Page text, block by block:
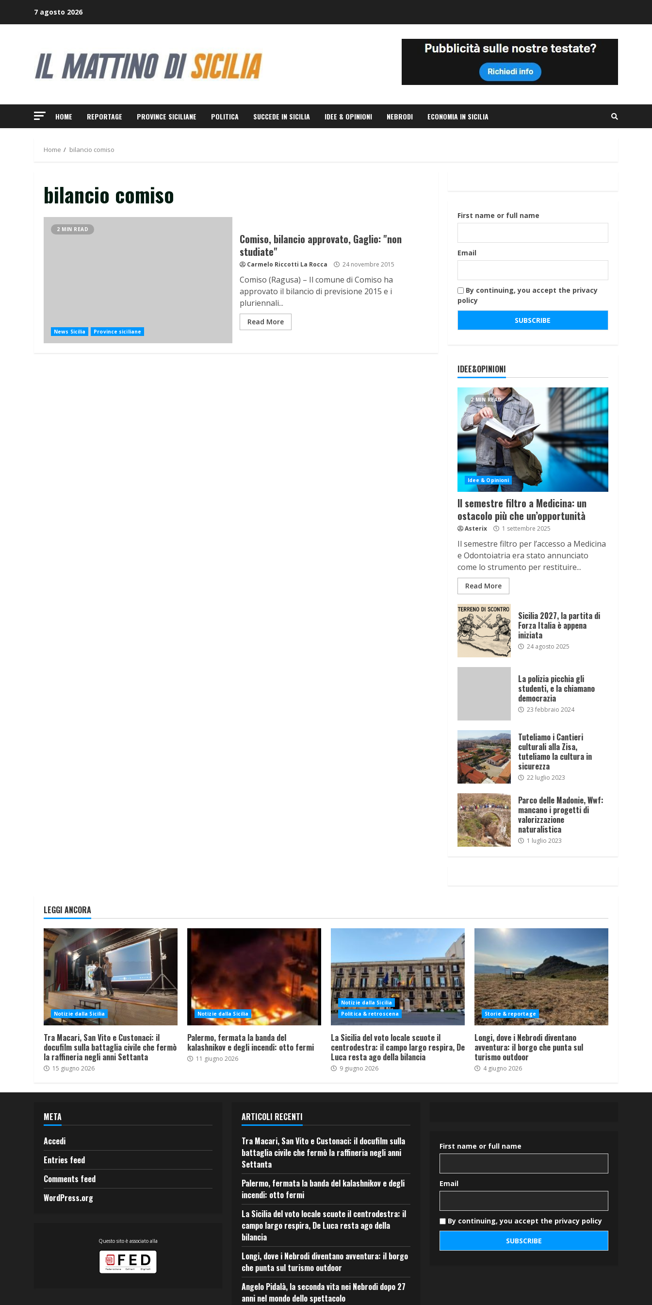
7 agosto 2026
HOME REPORTAGE PROVINCE SICILIANE POLITICA SUCCEDE IN SICILIA IDEE & OPINIONI NEBRODI ECONOMIA IN SICILIA
Home bilancio comiso
bilancio comiso
2 MIN READ
News Sicilia Province siciliane
Comiso, bilancio approvato, Gaglio: "non
studiate"
Carmelo Riccotti La Rocca 24 novembre 2015
Comiso (Ragusa) – Il comune di Comiso ha
approvato il bilancio di previsione 2015 e i
pluriennali...
Read More
First name or full name
Email
By continuing, you accept the privacy
policy
IDEE&OPINIONI
2 MIN READ
Idee & Opinioni
Il semestre filtro a Medicina: un
ostacolo più che un’opportunità
Asterix 1 settembre 2025
Il semestre filtro per l’accesso a Medicina
e Odontoiatria era stato annunciato
come lo strumento per restituire...
Read More
Sicilia 2027, la partita di
Forza Italia è appena
iniziata
24 agosto 2025
La polizia picchia gli
studenti, e la chiamano
democrazia
23 febbraio 2024
Tuteliamo i Cantieri
culturali alla Zisa,
tuteliamo la cultura in
sicurezza
22 luglio 2023
Parco delle Madonie, Wwf:
mancano i progetti di
valorizzazione
naturalistica
1 luglio 2023
LEGGI ANCORA
Notizie dalla Sicilia
Tra Macari, San Vito e Custonaci: il
docufilm sulla battaglia civile che fermò
la raffineria negli anni Settanta
15 giugno 2026
Notizie dalla Sicilia
Palermo, fermata la banda del
kalashnikov e degli incendi: otto fermi
11 giugno 2026
Notizie dalla Sicilia
Politica & retroscena
La Sicilia del voto locale scuote il
centrodestra: il campo largo respira, De
Luca resta ago della bilancia
9 giugno 2026
Storie & reportage
Longi, dove i Nebrodi diventano
avventura: il borgo che punta sul
turismo outdoor
4 giugno 2026
META
Accedi
Entries feed
Comments feed
WordPress.org
Questo sito è associato alla
ARTICOLI RECENTI
Tra Macari, San Vito e Custonaci: il docufilm sulla
battaglia civile che fermò la raffineria negli anni
Settanta
Palermo, fermata la banda del kalashnikov e degli
incendi: otto fermi
La Sicilia del voto locale scuote il centrodestra: il
campo largo respira, De Luca resta ago della
bilancia
Longi, dove i Nebrodi diventano avventura: il borgo
che punta sul turismo outdoor
Angelo Pidalà, la seconda vita nei Nebrodi dopo 27
anni nel mondo dello spettacolo
First name or full name
Email
By continuing, you accept the privacy policy